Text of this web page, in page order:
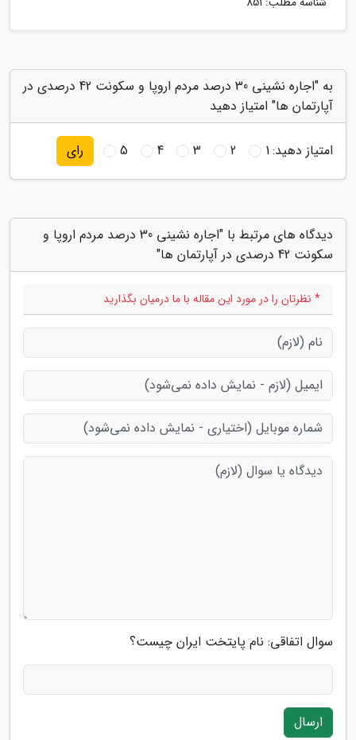
به "اجاره نشینی 30 درصد مردم اروپا و سکونت 42 درصدی در
آپارتمان ها" امتیاز دهید
امتیاز دهید:1
2
3
4
5 رای
دیدگاه های مرتبط با "اجاره نشینی 30 درصد مردم اروپا و
سکونت 42 درصدی در آپارتمان ها"
* نظرتان را در مورد این مقاله با ما درمیان بگذارید
سوال اتفاقی: نام پایتخت ایران چیست؟
ارسال